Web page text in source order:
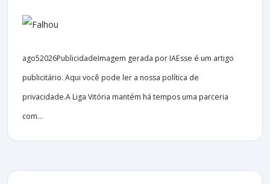
ago52026PublicidadeImagem gerada por IAEsse é um artigo
publicitário. Aqui você pode ler a nossa política de
privacidade.A Liga Vitória mantém há tempos uma parceria
com...